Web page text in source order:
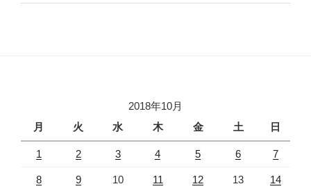
2018年10月
月
火 水 木 金 土 日
1 2 3 4 5 6 7
8 9 10 11 12 13 14